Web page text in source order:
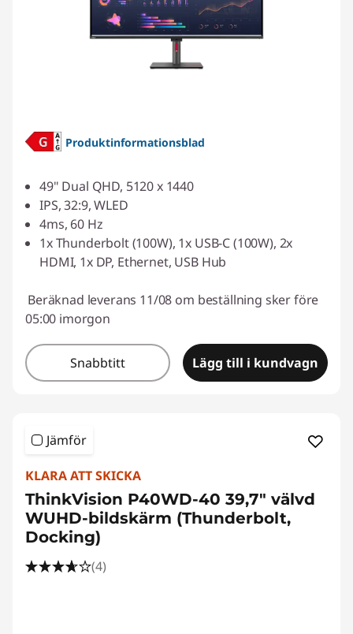
Produktinformationsblad
49" Dual QHD, 5120 x 1440
IPS, 32:9, WLED
4ms, 60 Hz
1x Thunderbolt (100W), 1x USB-C (100W), 2x
HDMI, 1x DP, Ethernet, USB Hub
Beräknad leverans 11/08 om beställning sker före
05:00 imorgon
Snabbtitt Lägg till i kundvagn
Jämför
KLARA ATT SKICKA
ThinkVision P40WD-40 39,7" välvd
WUHD-bildskärm (Thunderbolt,
Docking)
(4)